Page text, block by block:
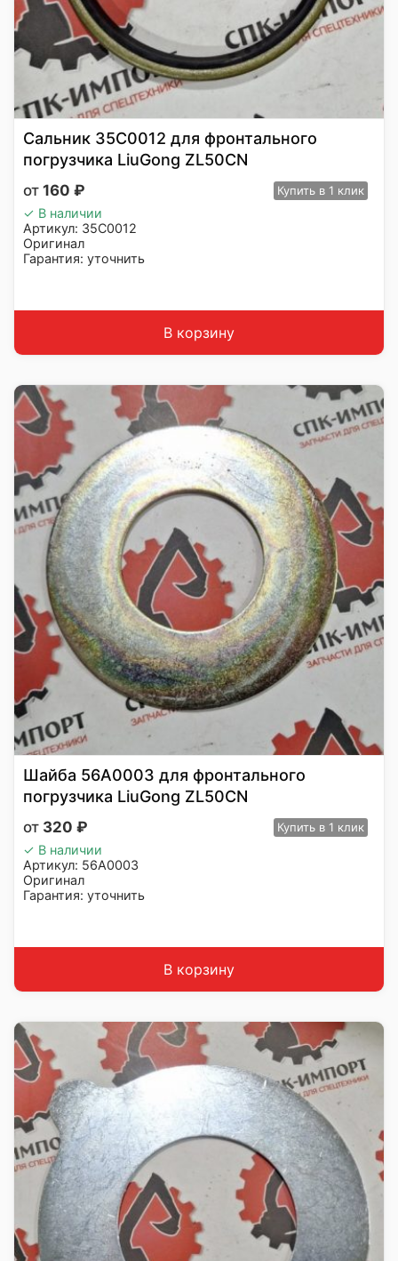
Сальник 35C0012 для фронтального
погрузчика LiuGong ZL50CN
160 ₽ Купить в 1 клик
✓ В наличии
Артикул: 35C0012
Оригинал
Гарантия: уточнить
В корзину
Шайба 56A0003 для фронтального
погрузчика LiuGong ZL50CN
320 ₽ Купить в 1 клик
✓ В наличии
Артикул: 56A0003
Оригинал
Гарантия: уточнить
В корзину